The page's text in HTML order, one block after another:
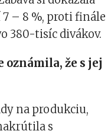
– 8 %, proti finále
380-tisíc divákov.
oznámila, že s jej
na produkciu,
s